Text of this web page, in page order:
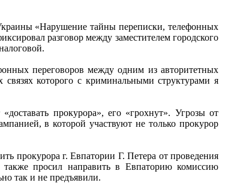
«Нарушение тайны переписки, телефонных
разговор между заместителем городского
переговоров между одним из авторитетных
которого с криминальными структурами я
прокурора», его «грохнут». Угрозы от
в которой участвуют не только прокурор
прокурора г. Евпатории Г. Петера от проведения
просил направить в Евпаторию комиссию
так и не предъявили.